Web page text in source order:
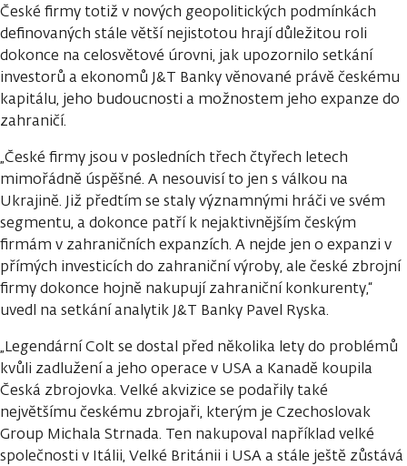
České firmy totiž v nových geopolitických podmínkách
definovaných stále větší nejistotou hrají důležitou roli
dokonce na celosvětové úrovni, jak upozornilo setkání
investorů a ekonomů J&T Banky věnované právě českému
kapitálu, jeho budoucnosti a možnostem jeho expanze do
zahraničí.
„České firmy jsou v posledních třech čtyřech letech
mimořádně úspěšné. A nesouvisí to jen s válkou na
Ukrajině. Již předtím se staly významnými hráči ve svém
segmentu, a dokonce patří k nejaktivnějším českým
firmám v zahraničních expanzích. A nejde jen o expanzi v
přímých investicích do zahraniční výroby, ale české zbrojní
firmy dokonce hojně nakupují zahraniční konkurenty,“
uvedl na setkání analytik J&T Banky Pavel Ryska.
„Legendární Colt se dostal před několika lety do problémů
kvůli zadlužení a jeho operace v USA a Kanadě koupila
Česká zbrojovka. Velké akvizice se podařily také
největšímu českému zbrojaři, kterým je Czechoslovak
Group Michala Strnada. Ten nakupoval například velké
společnosti v Itálii, Velké Británii i USA a stále ještě zůstává